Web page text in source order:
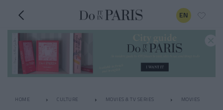
EN
HOME CULTURE MOVIES & TV SERIES MOVIES